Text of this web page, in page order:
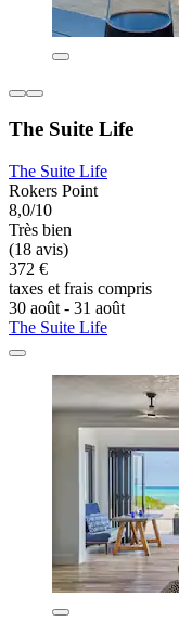
The Suite Life
The Suite Life
Rokers Point
8,0/10
Très bien
(18 avis)
372 €
taxes et frais compris
30 août - 31 août
The Suite Life